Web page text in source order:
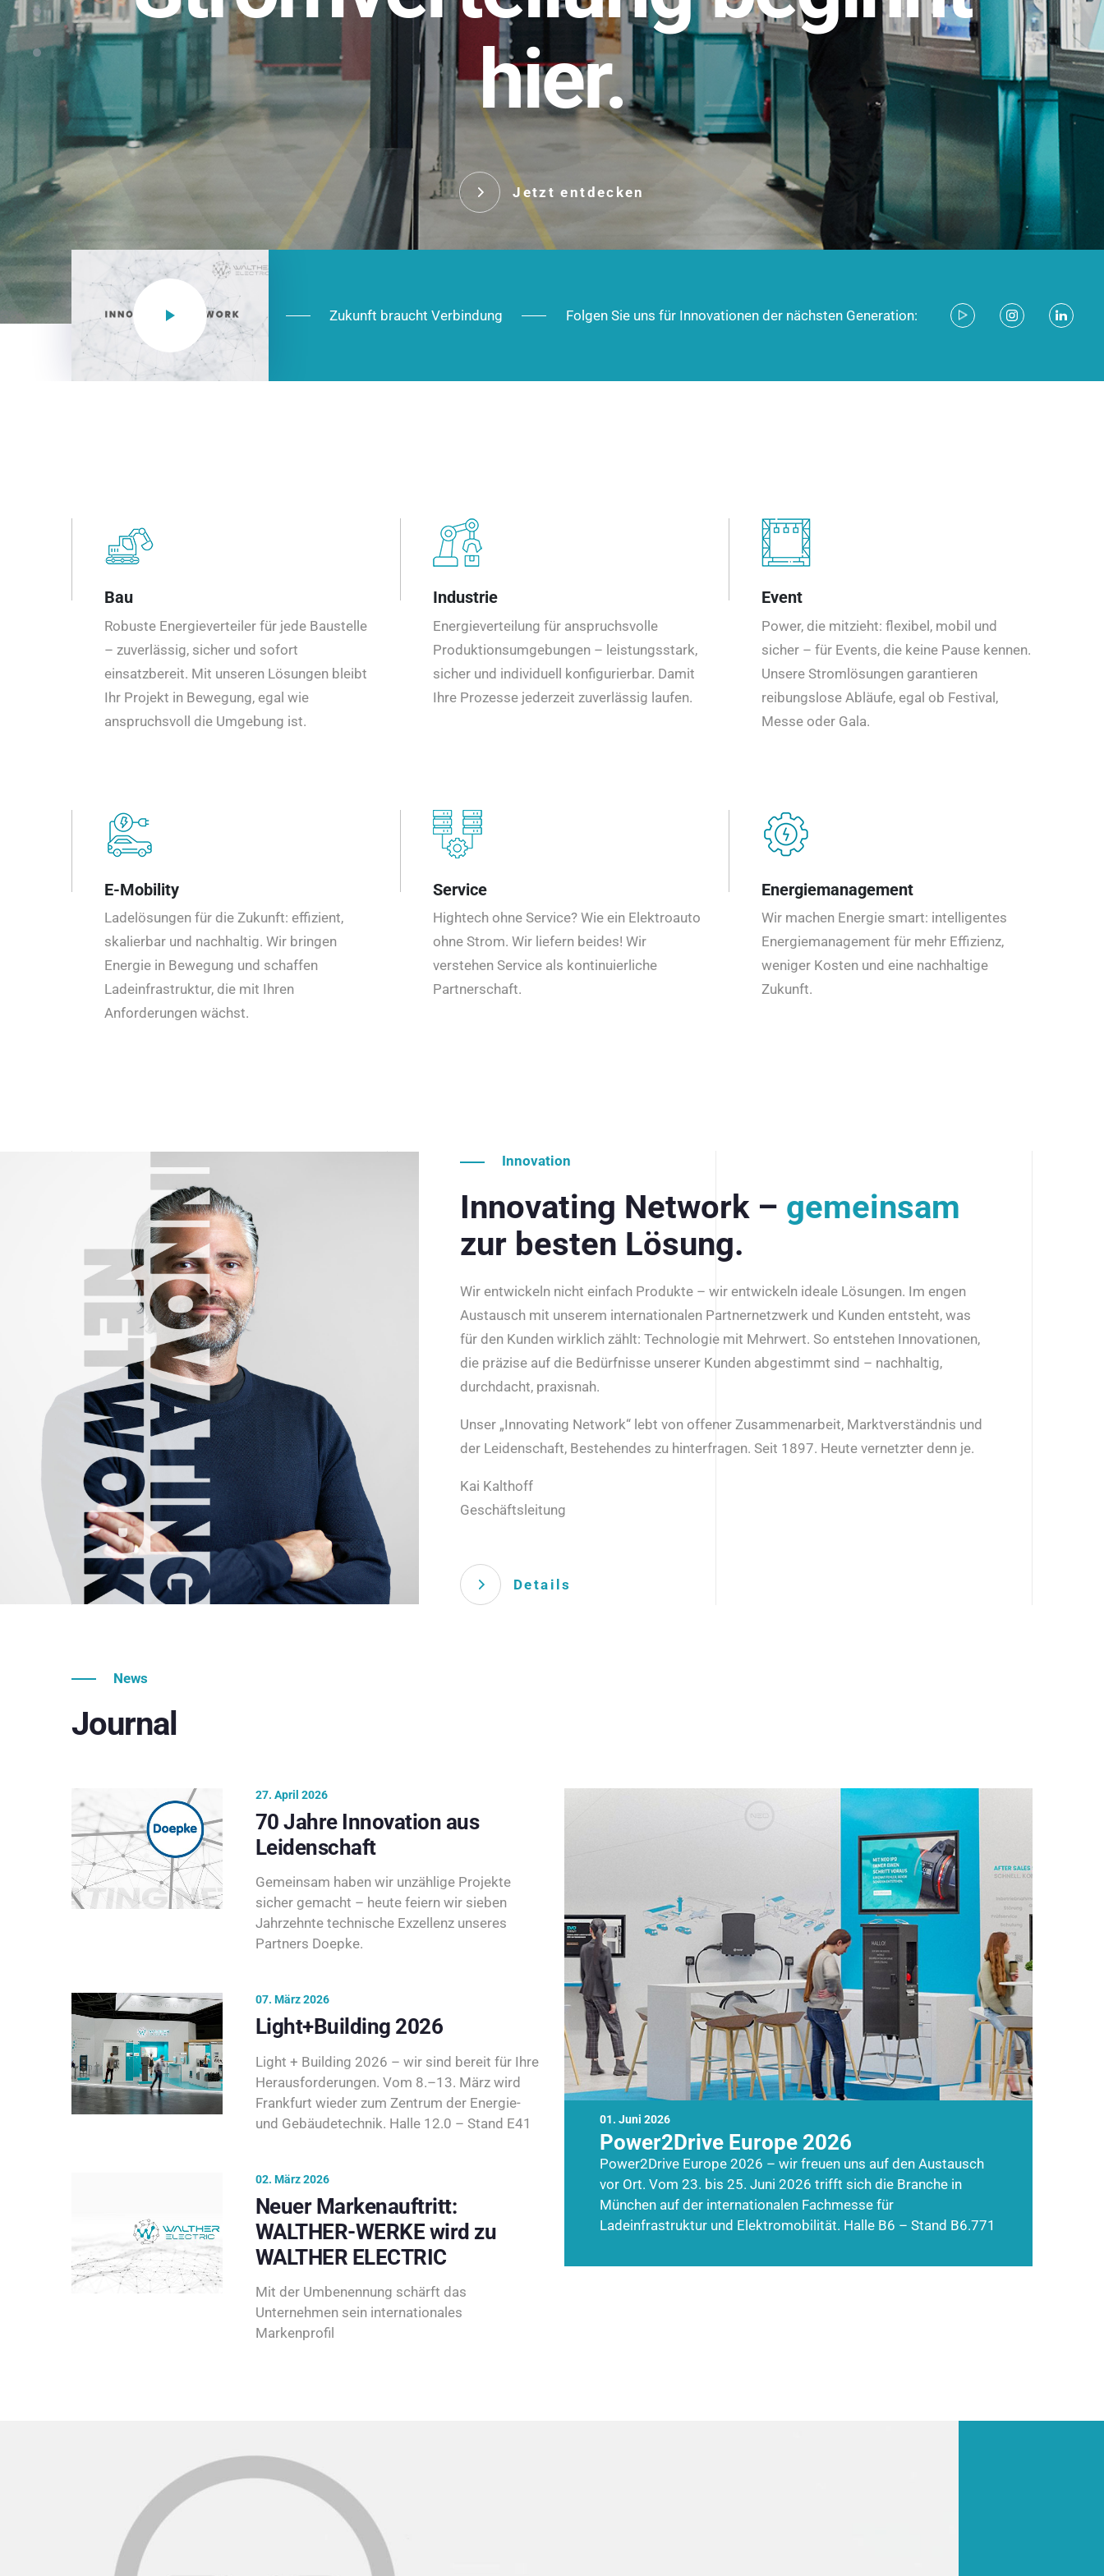
hier.
Jetzt entdecken
NEO CEE: Energieverteilung mit System. Robust im Alltag,
effizient in der Installation, zukunftsfähig im Ausbau.
Das innovative Stecksystem für industrielle Anwendungen –
robust, IP-geschützt und zukunftsfähig.
Jetzt entdecken
Zukunft braucht Verbindung Folgen Sie uns für Innovationen der nächsten Generation:
Bau
Robuste Energieverteiler für jede Baustelle
– zuverlässig, sicher und sofort
einsatzbereit. Mit unseren Lösungen bleibt
Ihr Projekt in Bewegung, egal wie
anspruchsvoll die Umgebung ist.
Industrie
Energieverteilung für anspruchsvolle
Produktionsumgebungen – leistungsstark,
sicher und individuell konfigurierbar. Damit
Ihre Prozesse jederzeit zuverlässig laufen.
Event
Power, die mitzieht: flexibel, mobil und
sicher – für Events, die keine Pause kennen.
Unsere Stromlösungen garantieren
reibungslose Abläufe, egal ob Festival,
Messe oder Gala.
E-Mobility
Ladelösungen für die Zukunft: effizient,
skalierbar und nachhaltig. Wir bringen
Energie in Bewegung und schaffen
Ladeinfrastruktur, die mit Ihren
Anforderungen wächst.
Service
Hightech ohne Service? Wie ein Elektroauto
ohne Strom. Wir liefern beides! Wir
verstehen Service als kontinuierliche
Partnerschaft.
Energiemanagement
Wir machen Energie smart: intelligentes
Energiemanagement für mehr Effizienz,
weniger Kosten und eine nachhaltige
Zukunft.
Innovation
Innovating Network – gemeinsam
zur besten Lösung.
Wir entwickeln nicht einfach Produkte – wir entwickeln ideale Lösungen. Im engen
Austausch mit unserem internationalen Partnernetzwerk und Kunden entsteht, was
für den Kunden wirklich zählt: Technologie mit Mehrwert. So entstehen Innovationen,
die präzise auf die Bedürfnisse unserer Kunden abgestimmt sind – nachhaltig,
durchdacht, praxisnah.
Unser „Innovating Network“ lebt von offener Zusammenarbeit, Marktverständnis und
der Leidenschaft, Bestehendes zu hinterfragen. Seit 1897. Heute vernetzter denn je.
Kai Kalthoff
Geschäftsleitung
Details
News
Journal
01. Juni 2026
Power2Drive Europe 2026
Power2Drive Europe 2026 – wir freuen uns auf den Austausch
vor Ort. Vom 23. bis 25. Juni 2026 trifft sich die Branche in
München auf der internationalen Fachmesse für
Ladeinfrastruktur und Elektromobilität. Halle B6 – Stand B6.771
27. April 2026
70 Jahre Innovation aus
Leidenschaft
Gemeinsam haben wir unzählige Projekte
sicher gemacht – heute feiern wir sieben
Jahrzehnte technische Exzellenz unseres
Partners Doepke.
07. März 2026
Light+Building 2026
Light + Building 2026 – wir sind bereit für Ihre
Herausforderungen. Vom 8.–13. März wird
Frankfurt wieder zum Zentrum der Energie-
und Gebäudetechnik. Halle 12.0 – Stand E41
02. März 2026
Neuer Markenauftritt:
WALTHER-WERKE wird zu
WALTHER ELECTRIC
Mit der Umbenennung schärft das
Unternehmen sein internationales
Markenprofil